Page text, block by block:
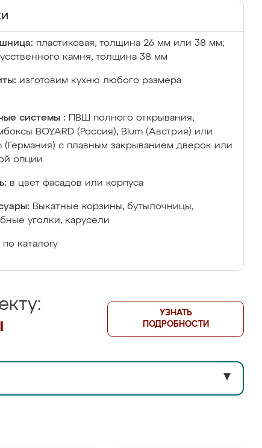
пластиковая, толщина 26 мм или 38 мм;
камня, толщина 38 мм
изготовим кухню любого размера
системы :
ПВШ полного открывания,
BOYARD (Россия), Blum (Австрия) или
(Германия) с плавным закрыванием дверок или
опции
в цвет фасадов или корпуса
Выкатные корзины, бутылочницы,
уголки, карусели
по каталогу
УЗНАТЬ
ПОДРОБНОСТИ
▼